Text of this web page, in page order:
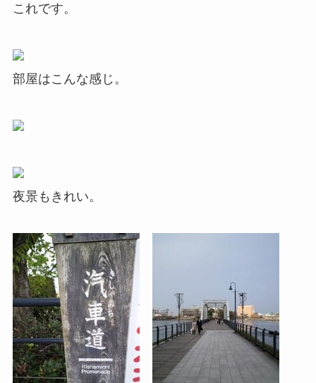
これです。
部屋はこんな感じ。
夜景もきれい。